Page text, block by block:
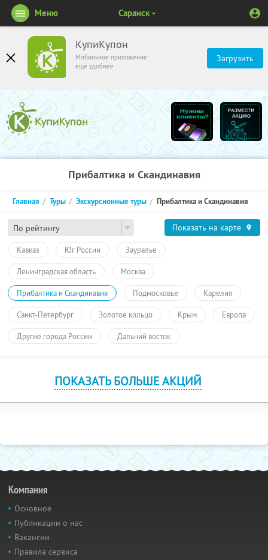
КупиКупон
Мобильное приложение
ещё удобнее
Загрузить
Меню Саранск
Прибалтика и Скандинавия
По рейтингу
Главная Туры Экскурсионные туры Прибалтика и Скандинавия
Показать на карте
Кавказ Юг России Зауралье
Ленинградская область Москва
Прибалтика и Скандинавия Подмосковье Карелия
Санкт-Петербург Золотое кольцо Крым Европа
Другие города России Дальний восток
ПОКАЗАТЬ БОЛЬШЕ АКЦИЙ
Компания
Основное
Публикации о нас
Вакансии
Правила сервиса